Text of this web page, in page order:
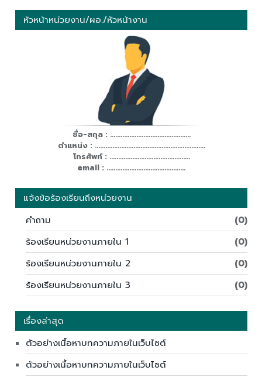
หัวหน้าหน่วยงาน/ผอ./หัวหน้างาน
ชื่อ-สกุล : ..............................................
ตำแหน่ง : ...............................................................
โทรศัพท์ : ..............................................
email : .............................................
แจ้งข้อร้องเรียนถึงหน่วยงาน
คำถาม
(0)
ร้องเรียนหน่วยงานภายใน 1
(0)
ร้องเรียนหน่วยงานภายใน 2
(0)
ร้องเรียนหน่วยงานภายใน 3
(0)
เรื่องล่าสุด
ตัวอย่างเนื้อหาบทความภายในเว็บไซต์
ตัวอย่างเนื้อหาบทความภายในเว็บไซต์